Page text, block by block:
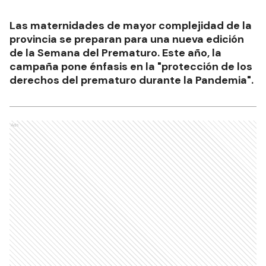
Las maternidades de mayor complejidad de la
provincia se preparan para una nueva edición
de la Semana del Prematuro. Este año, la
campaña pone énfasis en la "protección de los
derechos del prematuro durante la Pandemia".
Ads